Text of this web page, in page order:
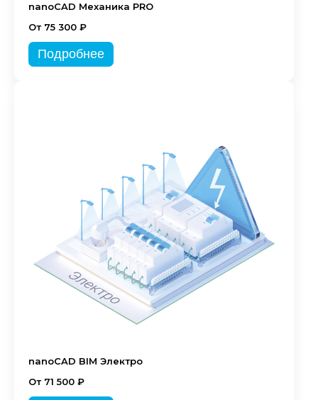
nanoCAD Механика PRO
От 75 300 ₽
Подробнее
nanoCAD BIM Электро
От 71 500 ₽